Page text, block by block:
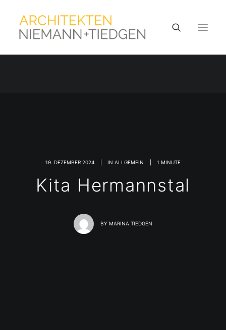
19. DEZEMBER 2024 IN ALLGEMEIN 1 MINUTE
Kita Hermannstal
BYMARINA TIEDGEN